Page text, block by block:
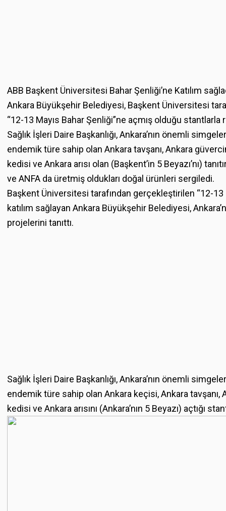
ABB Başkent Üniversitesi Bahar Şenliği’ne Katılım
Ankara Büyükşehir Belediyesi, Başkent Üniversitesi
“12-13 Mayıs Bahar Şenliği”ne açmış olduğu stantlarla
Sağlık İşleri Daire Başkanlığı, Ankara’nın önemli
endemik türe sahip olan Ankara tavşanı, Ankara
kedisi ve Ankara arısı olan (Başkent’in 5 Beyazı’nı)
ve ANFA da üretmiş oldukları doğal ürünleri sergiledi.
Başkent Üniversitesi tarafından gerçekleştirilen “12-13
katılım sağlayan Ankara Büyükşehir Belediyesi,
projelerini tanıttı.
Sağlık İşleri Daire Başkanlığı, Ankara’nın önemli
endemik türe sahip olan Ankara keçisi, Ankara tavşanı,
kedisi ve Ankara arısını (Ankara’nın 5 Beyazı) açtığı